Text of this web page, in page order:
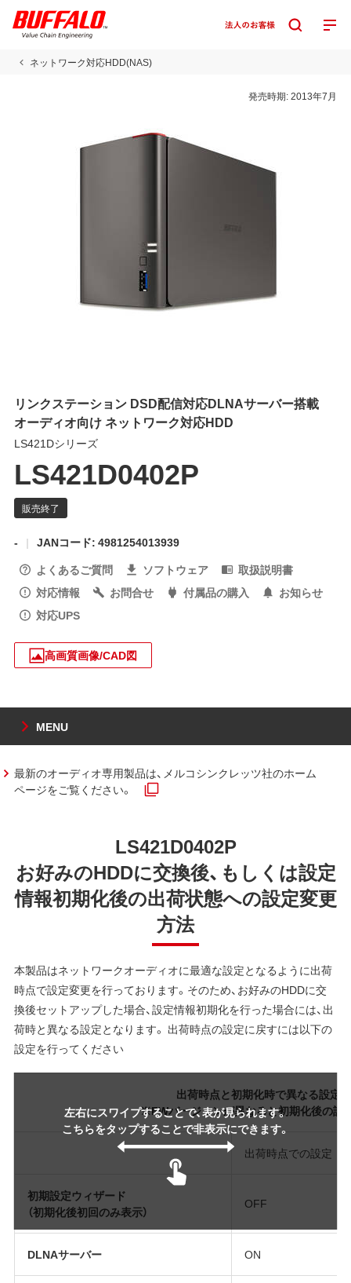
ネットワーク対応HDD(NAS)
発売時期:2013年7月
リンクステーション DSD配信対応DLNAサーバー搭載
オーディオ向け ネットワーク対応HDD
LS421Dシリーズ
LS421D0402P
-
JANコード: 4981254013939
よくあるご質問
ソフトウェア
取扱説明書
対応情報
お問合せ 付属品の購入
お知らせ
対応UPS
高画質画像/CAD図
MENU
最新のオーディオ専用製品は、メルコシンクレッツ社のホーム
ページをご覧ください。
LS421D0402P
お好みのHDDに交換後、もしくは設定
情報初期化後の出荷状態への設定変更
方法
本製品はネットワークオーディオに最適な設定となるように出荷
時点で設定変更を行っております。そのため、お好みのHDDに交
換後セットアップした場合、設定情報初期化を行った場合には、出
荷時と異なる設定となります。 出荷時点の設定に戻すには以下の
設定を行ってください
左右にスワイプすることで、表が見られます。
こちらをタップすることで非表示にできます。
出荷時点と初期化時で異なる設
※FWバージョンが異なると初期化後の設
出荷時点での設定
初期設定ウィザード
（初期化後初回のみ表示）
OFF
DLNAサーバー ON